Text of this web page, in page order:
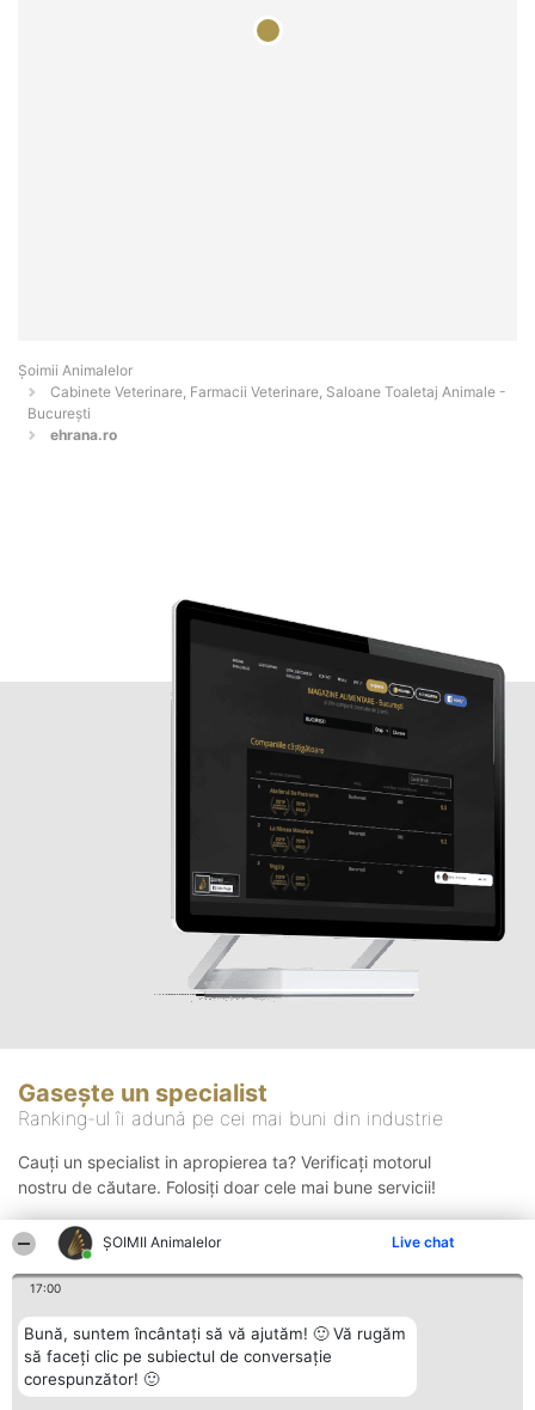
ŞOIMII Animalelor Live chat
17:00
Bună, suntem încântați să vă ajutăm! 🙂 Vă rugăm
să faceți clic pe subiectul de conversație
corespunzător! 🙂
Şoimii Animalelor
Cabinete Veterinare, Farmacii Veterinare, Saloane Toaletaj Animale -
Bucureşti
ehrana.ro
Gasește un specialist
Ranking-ul îi adună pe cei mai buni din industrie
Cauți un specialist in apropierea ta? Verificați motorul
nostru de căutare. Folosiți doar cele mai bune servicii!